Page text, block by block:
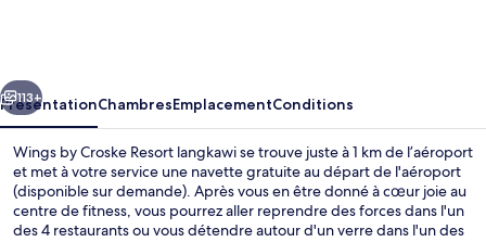
langkawi
Suivant
113+
PrésentationChambresEmplacementConditions
Wings by Croske Resort langkawi se trouve juste à 1 km de l’aéroport
et met à votre service une navette gratuite au départ de l'aéroport
(disponible sur demande). Après vous en être donné à cœur joie au
centre de fitness, vous pourrez aller reprendre des forces dans l'un
des 4 restaurants ou vous détendre autour d'un verre dans l'un des